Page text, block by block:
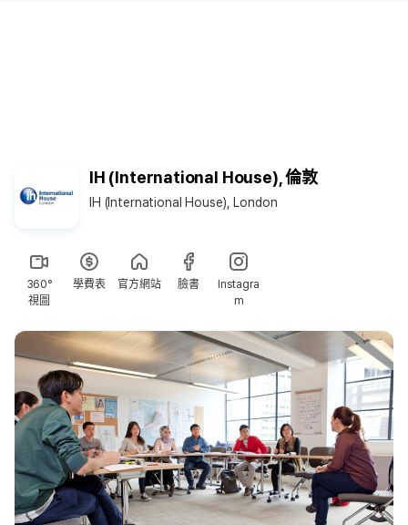
IH (International House), 倫敦
IH (International House), London
360°
視圖
學費表 官方網站 臉書
Instagra
m